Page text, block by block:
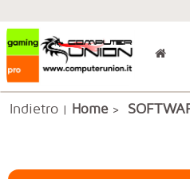
Indietro | Home>